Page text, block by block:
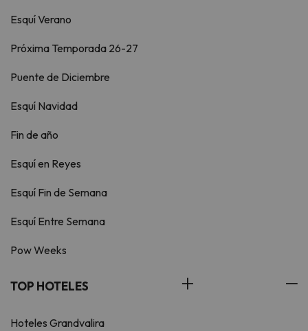
Esquí Verano
Próxima Temporada 26-27
Puente de Diciembre
Esquí Navidad
Fin de año
Esquí en Reyes
Esquí Fin de Semana
Esquí Entre Semana
Pow Weeks
TOP HOTELES
Hoteles Grandvalira